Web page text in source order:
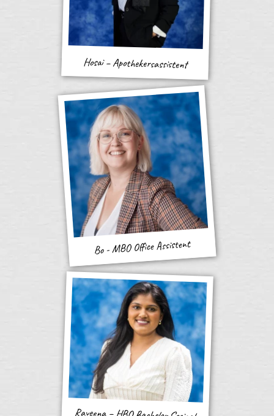
Hosai – Apothekersassistent
Bo - MBO Office Assistent